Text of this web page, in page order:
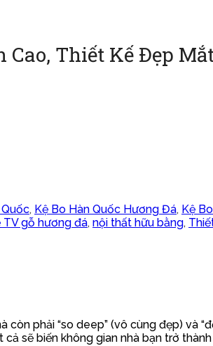
Thiết Kế Đẹp
Quốc, Kệ Bo Hàn Quốc Hương Đá, Kệ
TV gỗ hương đá, nội thất hữu bằng,
phải “so deep” (vô cùng đẹp) và
sẽ biến không gian nhà bạn trở